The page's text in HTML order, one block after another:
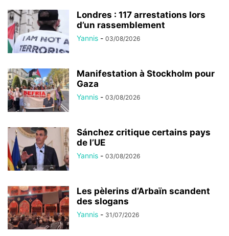
Londres : 117 arrestations lors
d’un rassemblement
Yannis - 03/08/2026
Manifestation à Stockholm pour
Gaza
Yannis - 03/08/2026
Sánchez critique certains pays
de l’UE
Yannis - 03/08/2026
Les pèlerins d’Arbaïn scandent
des slogans
Yannis - 31/07/2026